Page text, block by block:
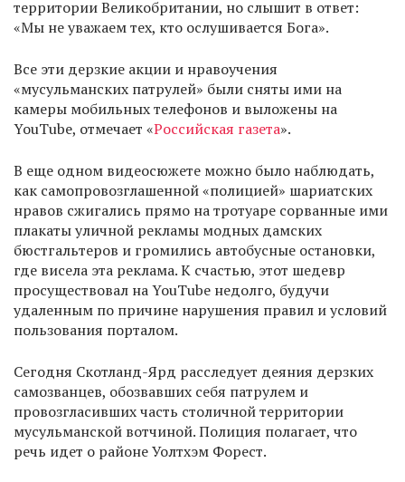
территории Великобритании, но слышит в ответ:
«Мы не уважаем тех, кто ослушивается Бога».
Все эти дерзкие акции и нравоучения
«мусульманских патрулей» были сняты ими на
камеры мобильных телефонов и выложены на
YouTube, отмечает «Российская газета».
В еще одном видеосюжете можно было наблюдать,
как самопровозглашенной «полицией» шариатских
нравов сжигались прямо на тротуаре сорванные ими
плакаты уличной рекламы модных дамских
бюстгальтеров и громились автобусные остановки,
где висела эта реклама. К счастью, этот шедевр
просуществовал на YouTube недолго, будучи
удаленным по причине нарушения правил и условий
пользования порталом.
Сегодня Скотланд-Ярд расследует деяния дерзких
самозванцев, обозвавших себя патрулем и
провозгласивших часть столичной территории
мусульманской вотчиной. Полиция полагает, что
речь идет о районе Уолтхэм Форест.